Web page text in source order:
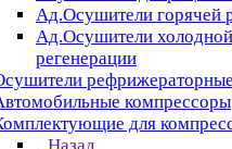
Ад.Осушители горячей
Ад.Осушители холодной
регенерации
рефрижераторные
компрессоры
для